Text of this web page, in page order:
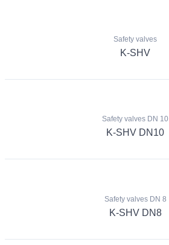
Safety valves
K-SHV
Safety valves DN 10
K-SHV DN10
Safety valves DN 8
K-SHV DN8